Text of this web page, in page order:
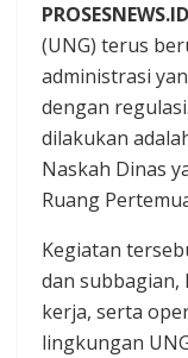
PROSESNEWS.ID
(UNG) terus
administrasi
dengan
dilakukan
Naskah Dinas
Ruang
Kegiatan
dan
kerja, serta
lingkungan